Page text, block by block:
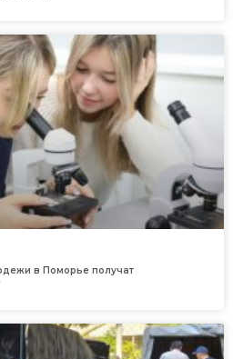
в Поморье получат